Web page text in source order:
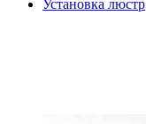
Установка люстр